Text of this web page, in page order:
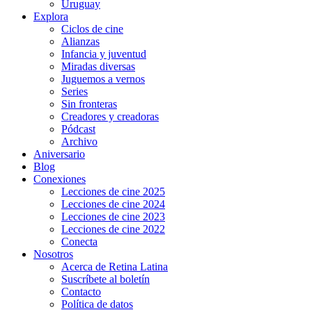
Uruguay
Explora
Ciclos de cine
Alianzas
Infancia y juventud
Miradas diversas
Juguemos a vernos
Series
Sin fronteras
Creadores y creadoras
Pódcast
Archivo
Aniversario
Blog
Conexiones
Lecciones de cine 2025
Lecciones de cine 2024
Lecciones de cine 2023
Lecciones de cine 2022
Conecta
Nosotros
Acerca de Retina Latina
Suscríbete al boletín
Contacto
Política de datos